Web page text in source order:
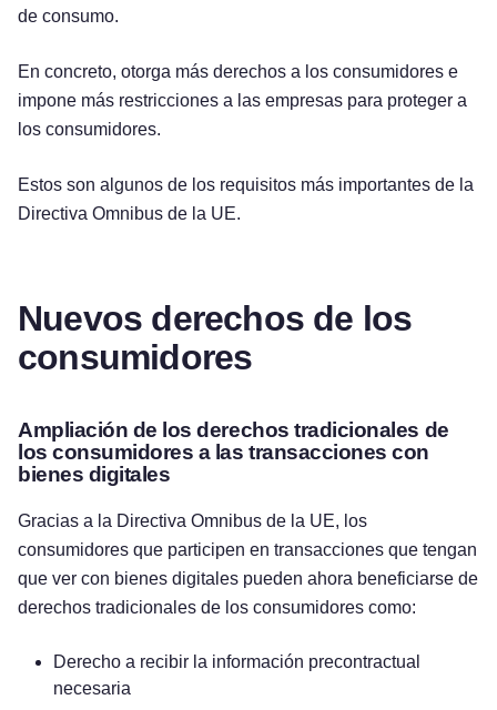
de consumo.
En concreto, otorga más derechos a los consumidores e
impone más restricciones a las empresas para proteger a
los consumidores.
Estos son algunos de los requisitos más importantes de la
Directiva Omnibus de la UE.
Nuevos derechos de los
consumidores
Ampliación de los derechos tradicionales de
los consumidores a las transacciones con
bienes digitales
Gracias a la Directiva Omnibus de la UE, los
consumidores que participen en transacciones que tengan
que ver con bienes digitales pueden ahora beneficiarse de
derechos tradicionales de los consumidores como:
Derecho a recibir la información precontractual
necesaria